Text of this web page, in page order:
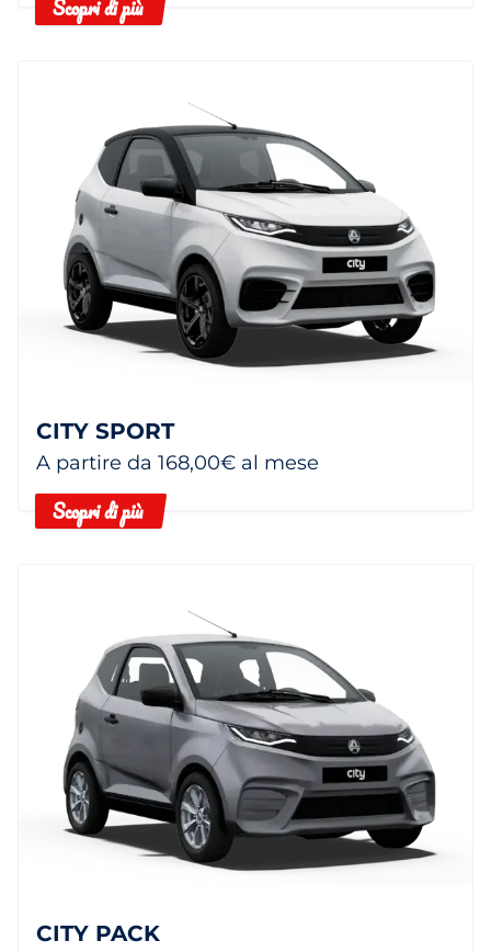
Scopri di più
CITY SPORT
A partire da 168,00€ al mese
Scopri di più
CITY PACK